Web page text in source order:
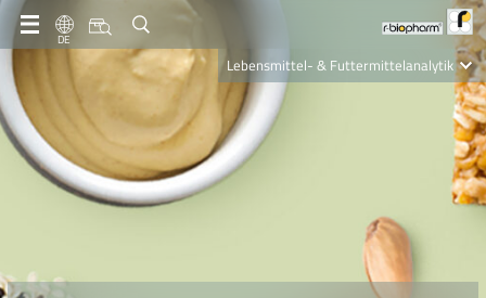
DE
Lebensmittel- & Futtermittelanalytik
Clinical Diagnostics
R-Biopharm AG
Nutrition Care